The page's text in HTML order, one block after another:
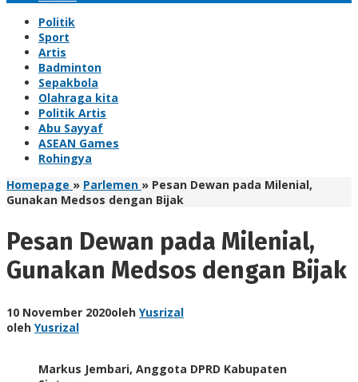
Politik
Sport
Artis
Badminton
Sepakbola
Olahraga kita
Politik Artis
Abu Sayyaf
ASEAN Games
Rohingya
Homepage » Parlemen » Pesan Dewan pada Milenial,
Gunakan Medsos dengan Bijak
Pesan Dewan pada Milenial,
Gunakan Medsos dengan Bijak
10 November 2020oleh Yusrizal
oleh Yusrizal
Markus Jembari, Anggota DPRD Kabupaten